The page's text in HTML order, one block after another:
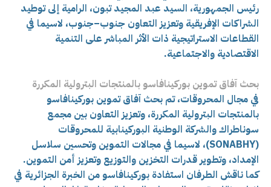
رئيس الجمهورية، السيد عبد المجيد تبون، الرامية إلى توطيد
الشراكات الإفريقية وتعزيز التعاون جنوب–جنوب، لاسيما في
القطاعات الاستراتيجية ذات الأثر المباشر على التنمية
الاقتصادية والاجتماعية.
بحث آفاق تموين بوركينافاسو بالمنتجات البترولية المكررة
في مجال المحروقات، تم بحث آفاق تموين بوركينافاسو
بالمنتجات البترولية المكررة، وتعزيز التعاون بين مجمع
سوناطراك والشركة الوطنية البوركينابية للمحروقات
(SONABHY)، لاسيما في مجالات التموين وتحسين سلاسل
الإمداد، وتطوير قدرات التخزين والتوزيع وتعزيز أمن التموين.
كما ناقش الطرفان استفادة بوركينافاسو من الخبرة الجزائرية في